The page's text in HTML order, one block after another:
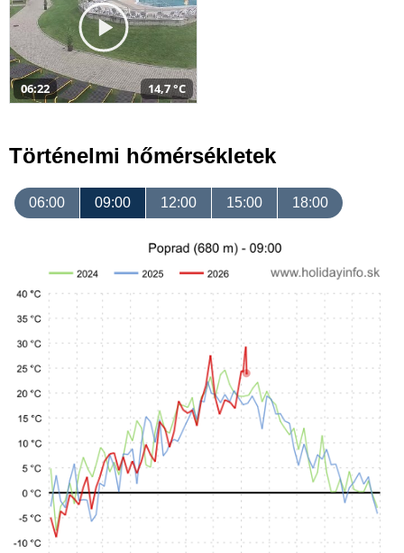
06:22 14,7 °C
Történelmi hőmérsékletek
06:00 09:00 12:00 15:00 18:00